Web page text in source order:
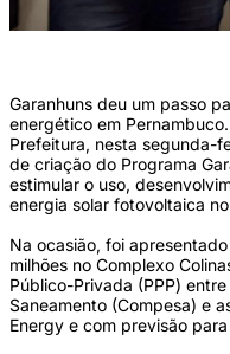
Garanhuns deu um passo
energético em
Prefeitura, nesta segunda-
de criação do Programa
estimular o uso,
energia solar fotovoltaica
Na ocasião, foi
milhões no Complexo
Público-Privada (PPP)
Saneamento (Compesa) e
Energy e com previsão